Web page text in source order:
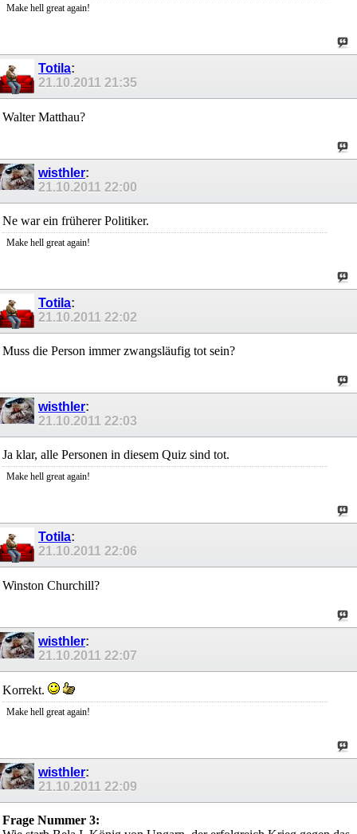
Make hell great again!
Totila:
21.10.2011 21:35
Walter Matthau?
wisthler:
21.10.2011 22:00
Ne war ein früherer Politiker.
Make hell great again!
Totila:
21.10.2011 22:02
Muss die Person immer zwangsläufig tot sein?
wisthler:
21.10.2011 22:03
Ja klar, alle Personen in diesem Quiz sind tot.
Make hell great again!
Totila:
21.10.2011 22:06
Winston Churchill?
wisthler:
21.10.2011 22:07
Korrekt.
Make hell great again!
wisthler:
21.10.2011 22:09
Frage Nummer 3: